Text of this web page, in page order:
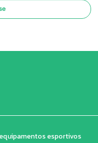
esportivos